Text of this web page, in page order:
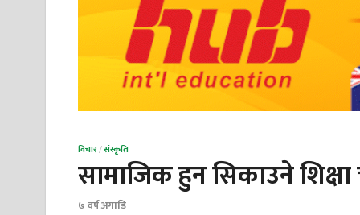
विचार/संस्कृति
सामाजिक हुन सिकाउने शिक्षा
७ वर्ष अगाडि